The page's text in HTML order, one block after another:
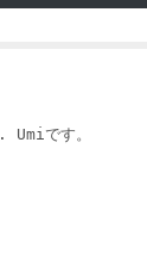
Umiです。